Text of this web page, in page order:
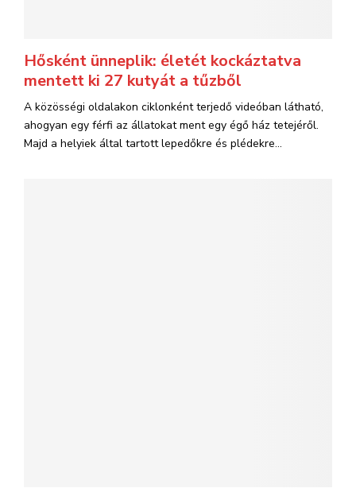
Hősként ünneplik: életét kockáztatva
mentett ki 27 kutyát a tűzből
A közösségi oldalakon ciklonként terjedő videóban látható,
ahogyan egy férfi az állatokat ment egy égő ház tetejéről.
Majd a helyiek által tartott lepedőkre és plédekre...